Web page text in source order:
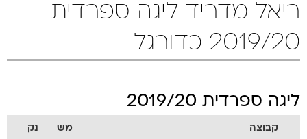
ריאל מדריד ליגה ספרדית
2019/20 כדורגל
ליגה ספרדית 2019/20
קבוצה מש נק